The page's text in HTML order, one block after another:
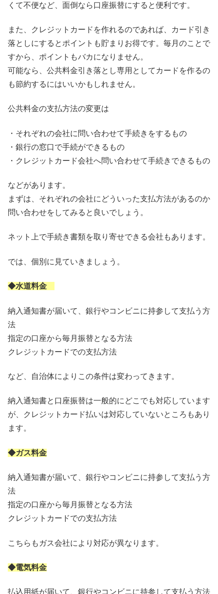
くて不便など、面倒なら口座振替にすると便利です。
また、クレジットカードを作れるのであれば、カード引き
落としにするとポイントも貯まりお得です。毎月のことで
すから、ポイントもバカになりません。
可能なら、公共料金引き落とし専用としてカードを作るの
も節約するにはいいかもしれません。
公共料金の支払方法の変更は
・それぞれの会社に問い合わせて手続きをするもの
・銀行の窓口で手続ができるもの
・クレジットカード会社へ問い合わせて手続きできるもの
などがあります。
まずは、それぞれの会社にどういった支払方法があるのか
問い合わせをしてみると良いでしょう。
ネット上で手続き書類を取り寄せできる会社もあります。
では、個別に見ていきましょう。
◆水道料金
納入通知書が届いて、銀行やコンビニに持参して支払う方
法
指定の口座から毎月振替となる方法
クレジットカードでの支払方法
など、自治体によりこの条件は変わってきます。
納入通知書と口座振替は一般的にどこでも対応しています
が、クレジットカード払いは対応していないところもあり
ます。
◆ガス料金
納入通知書が届いて、銀行やコンビニに持参して支払う方
法
指定の口座から毎月振替となる方法
クレジットカードでの支払方法
こちらもガス会社により対応が異なります。
◆電気料金
払込用紙が届いて、銀行やコンビニに持参して支払う方法